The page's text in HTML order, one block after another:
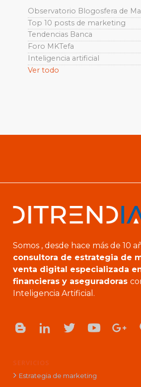
Observatorio Blogosfera de
Top 10 posts de marketing
Tendencias Banca
Foro MKTefa
Inteligencia artificial
Ver todo
Somos , desde hace más de 10
consultora de estrategia de
venta digital especializada
financieras y aseguradoras
Inteligencia Artificial.
SERVICIOS
Estrategia de marketing